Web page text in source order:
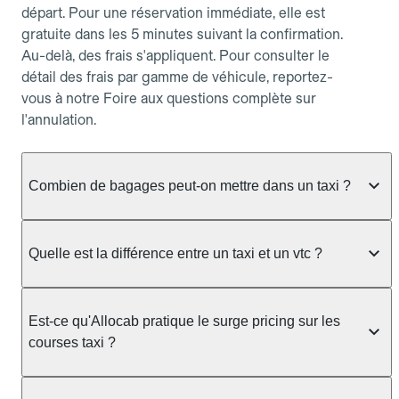
départ. Pour une réservation immédiate, elle est
gratuite dans les 5 minutes suivant la confirmation.
Au-delà, des frais s'appliquent. Pour consulter le
détail des frais par gamme de véhicule, reportez-
vous à notre Foire aux questions complète sur
l'annulation.
Combien de bagages peut-on mettre dans un taxi ?
taxi berline accueille en général jusqu'à 3 bagages
ou nombreux, précisez-le dans le champ "Message
au chauffeur" lors de la réservation. Le prix n'est
pas impacté par le nombre de bagages.
Quelle est la différence entre un taxi et un vtc ?
prendre en charge directement dans la rue, à une
station ou sur réservation, avec un tarif au
réservation et propose un prix fixe annoncé à
Est-ce qu'Allocab pratique le surge pricing sur les
courses taxi ?